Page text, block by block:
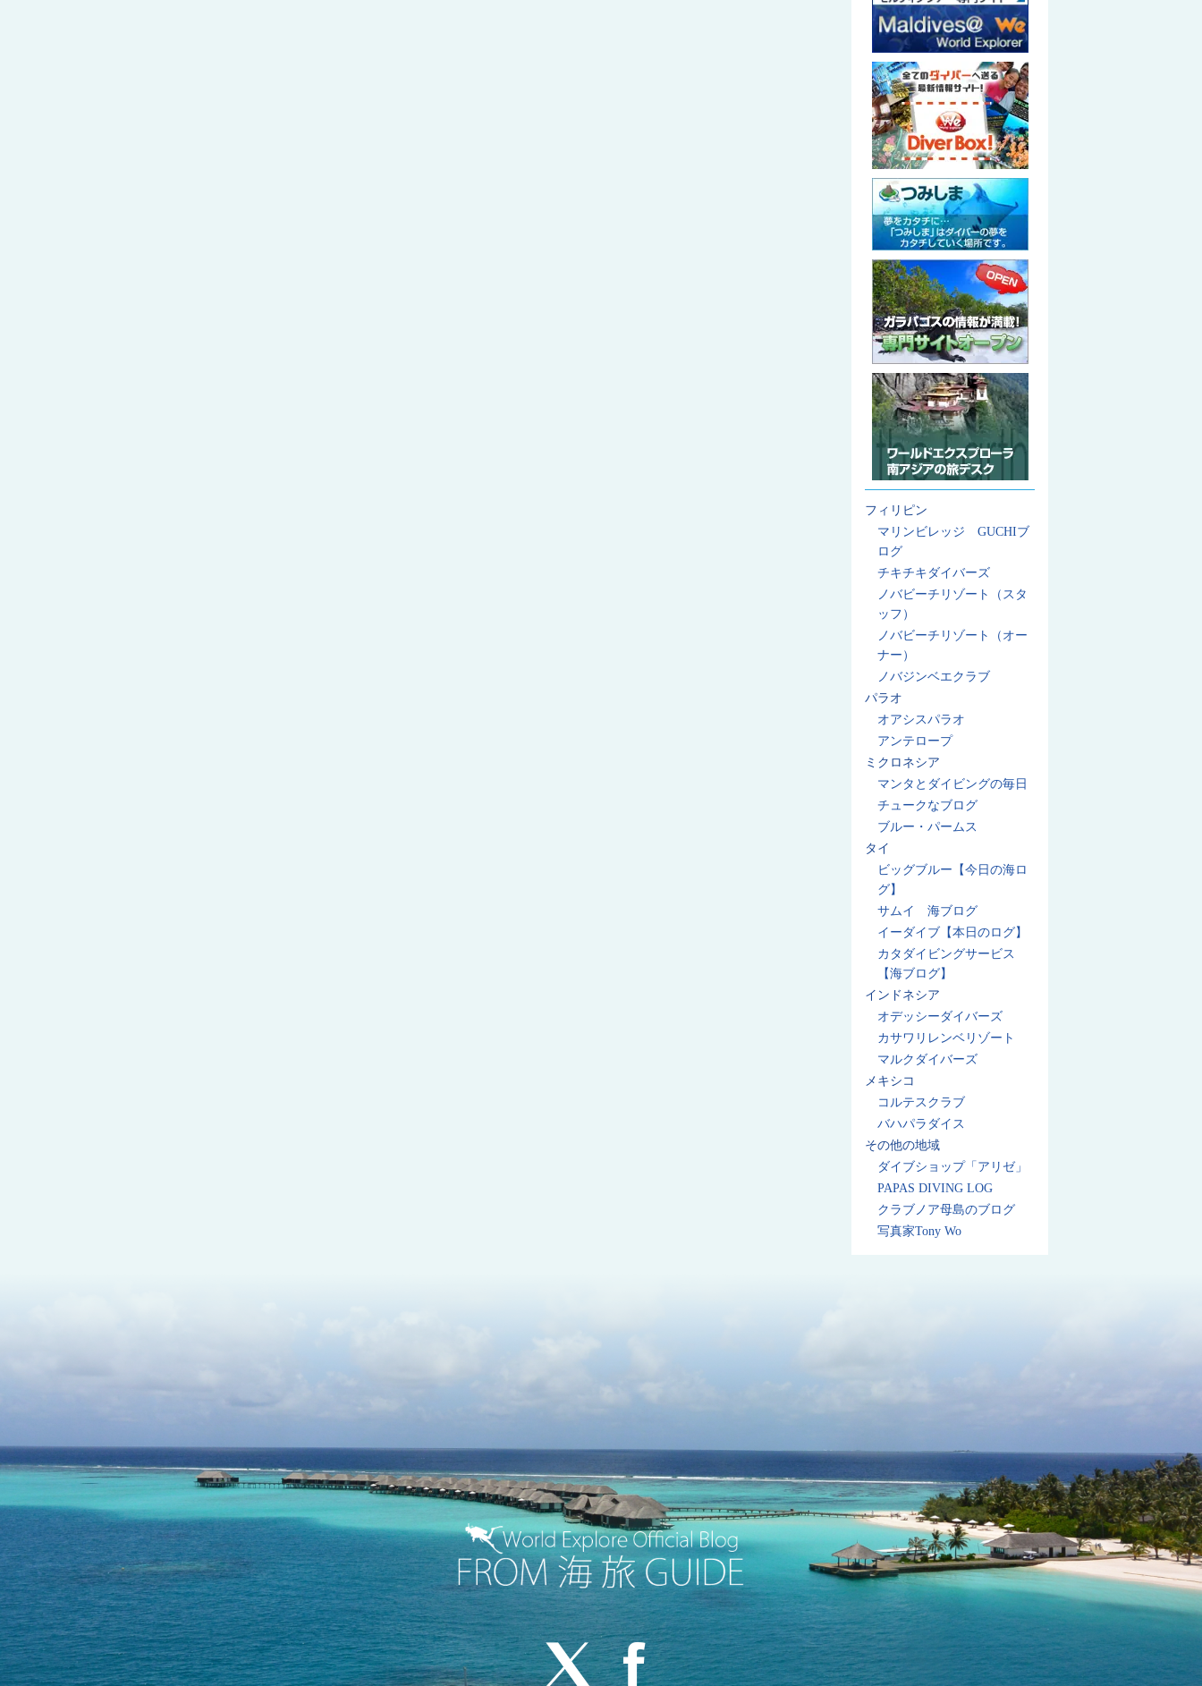
フィリピン
マリンビレッジ GUCHIブ
ログ
チキチキダイバーズ
ノバビーチリゾート（スタ
ッフ）
ノバビーチリゾート（オー
ナー）
ノバジンベエクラブ
パラオ
オアシスパラオ
アンテロープ
ミクロネシア
マンタとダイビングの毎日
チュークなブログ
ブルー・パームス
タイ
ビッグブルー【今日の海ロ
グ】
サムイ 海ブログ
イーダイブ【本日のログ】
カタダイビングサービス
【海ブログ】
インドネシア
オデッシーダイバーズ
カサワリレンベリゾート
マルクダイバーズ
メキシコ
コルテスクラブ
バハパラダイス
その他の地域
ダイブショップ「アリゼ」
PAPAS DIVING LOG
クラブノア母島のブログ
写真家Tony Wo